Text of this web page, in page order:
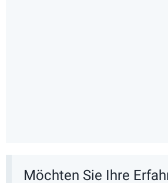
Möchten Sie Ihre